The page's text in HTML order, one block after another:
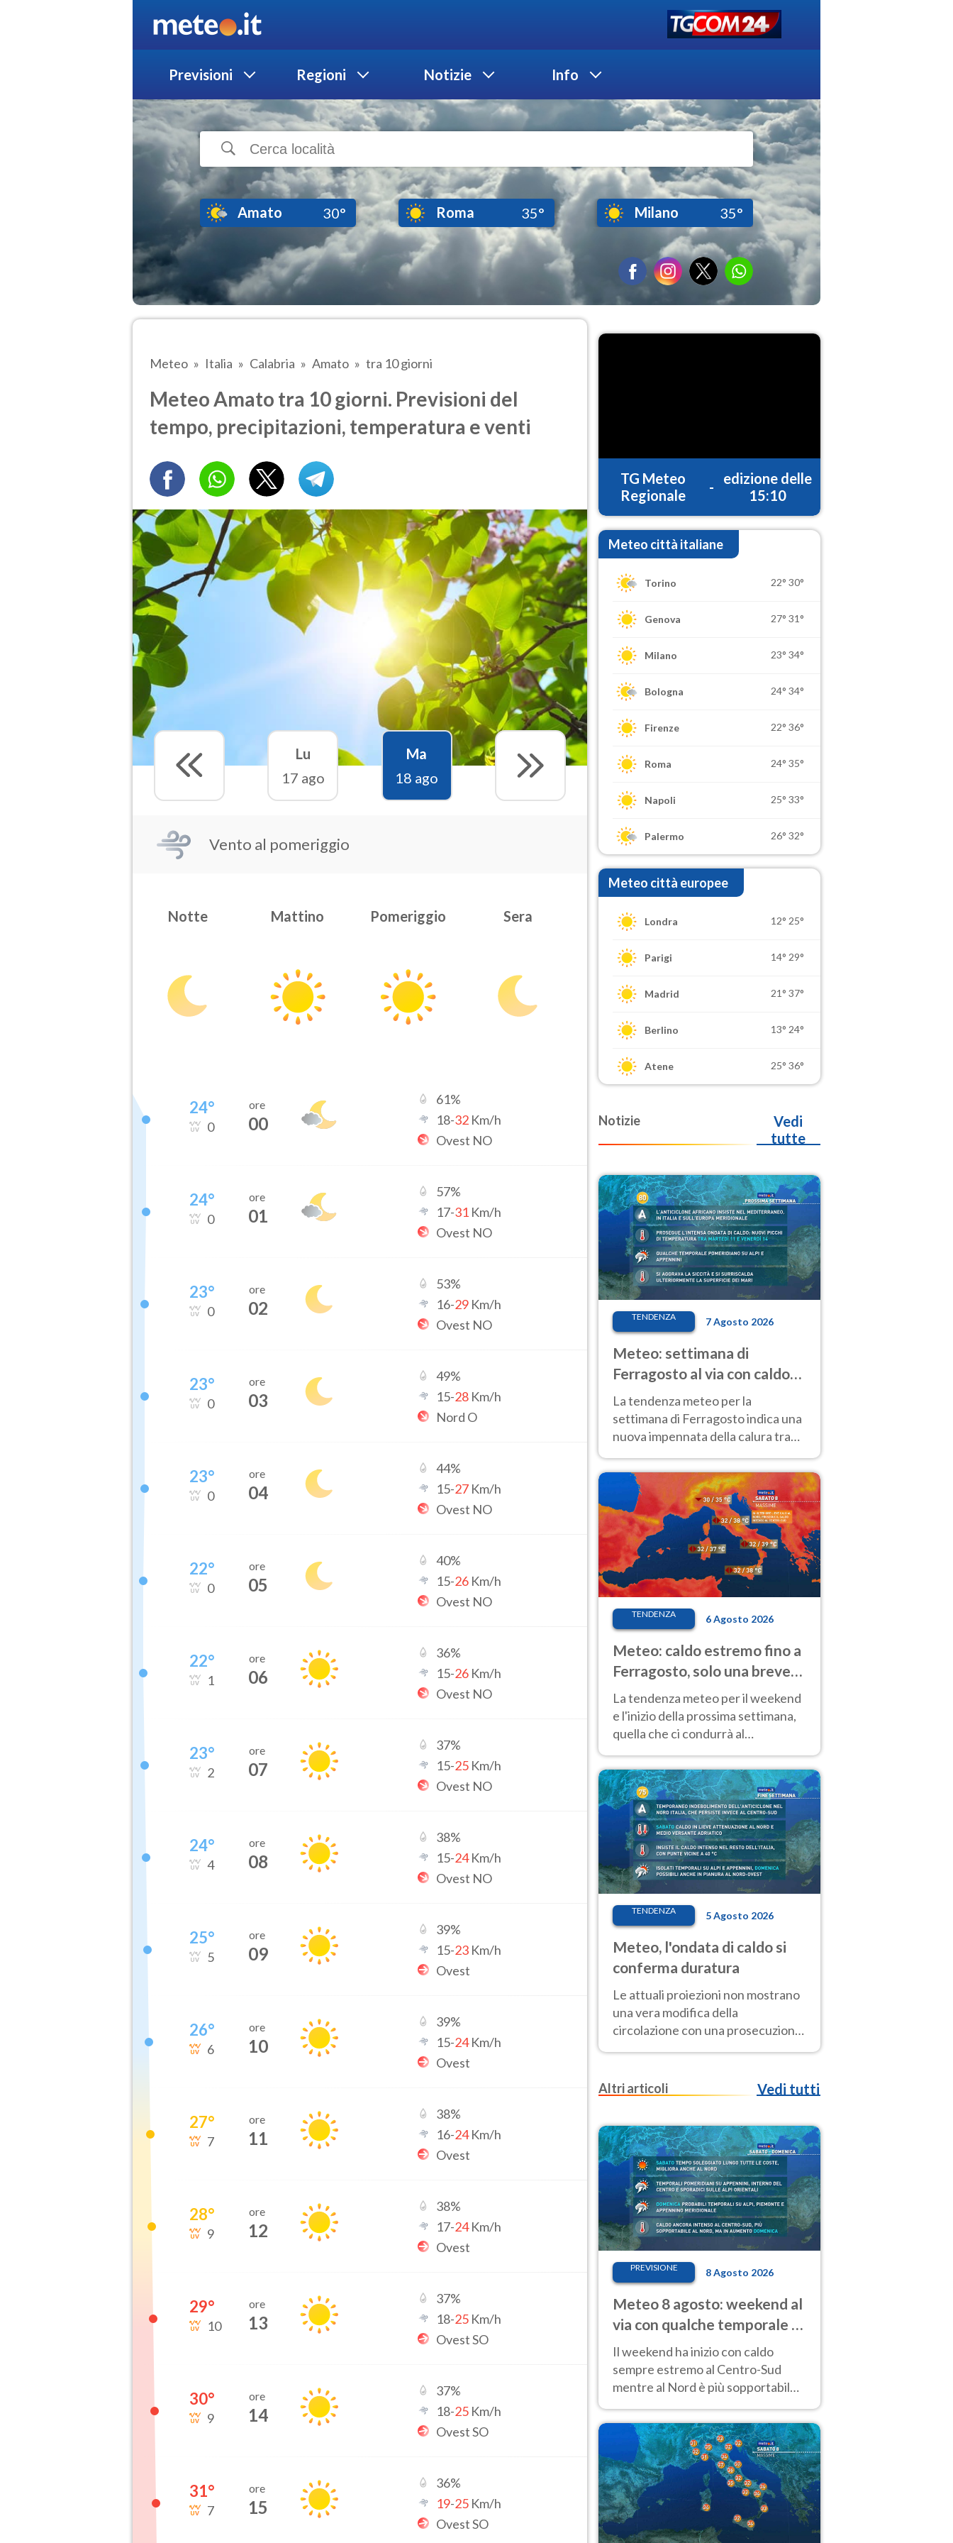
Previsioni Regioni Notizie Info
Amato 30° Roma 35° Milano 35°
Meteo Italia Calabria Amato tra 10 giorni
Meteo Amato tra 10 giorni. Previsioni del
tempo, precipitazioni, temperatura e venti
Lu
17 ago
Ma
18 ago
Vento al pomeriggio
Notte Mattino Pomeriggio Sera
24°
0
ore
00
61%
18-32 Km/h
Ovest NO
24°
0
ore
01
57%
17-31 Km/h
Ovest NO
23°
0
ore
02
53%
16-29 Km/h
Ovest NO
23°
0
ore
03
49%
15-28 Km/h
Nord O
23°
0
ore
04
44%
15-27 Km/h
Ovest NO
22°
0
ore
05
40%
15-26 Km/h
Ovest NO
22°
1
ore
06
36%
15-26 Km/h
Ovest NO
23°
2
ore
07
37%
15-25 Km/h
Ovest NO
24°
4
ore
08
38%
15-24Km/h
Ovest NO
25°
5
ore
09
39%
15-23 Km/h
Ovest
26°
6
ore
10
39%
15-24Km/h
Ovest
27°
7
ore
11
38%
16-24Km/h
Ovest
28°
9
ore
12
38%
17-24Km/h
Ovest
29°
10
ore
13
37%
18-25 Km/h
Ovest SO
30°
9
ore
14
37%
18-25 Km/h
Ovest SO
31°
7
ore
15
36%
19-25 Km/h
Ovest SO
TG Meteo
Regionale
-
edizione delle
15:10
Meteo città italiane
Torino 22° 30°
Genova 27° 31°
Milano 23° 34°
Bologna 24° 34°
Firenze 22° 36°
Roma 24° 35°
Napoli 25° 33°
Palermo 26° 32°
Meteo città europee
Londra 12° 25°
Parigi 14° 29°
Madrid 21° 37°
Berlino 13° 24°
Atene 25° 36°
Notizie
Vedi
tutte
TENDENZA 7 Agosto 2026
Meteo: settimana di
Ferragosto al via con caldo
intenso e qualche temporale
La tendenza meteo per la
settimana di Ferragosto indica una
nuova impennata della calura tra
anche al Nord.
TENDENZA 6 Agosto 2026
Meteo: caldo estremo fino a
Ferragosto, solo una breve
pausa. Ecco dove
La tendenza meteo per il weekend
e l'inizio della prossima settimana,
quella che ci condurrà al
temperature molto elevate
TENDENZA 5 Agosto 2026
Meteo, l'ondata di caldo si
conferma duratura
Le attuali proiezioni non mostrano
una vera modifica della
circolazione con una prosecuzione
del caldo fuori scala per molti
Ferragosto
Altri articoli Vedi tutti
PREVISIONE 8 Agosto 2026
Meteo 8 agosto: weekend al
via con qualche temporale e
caldo estremo al Centro-Sud
Il weekend ha inizio con caldo
sempre estremo al Centro-Sud
mentre al Nord è più sopportabile
calore sui rilievi.